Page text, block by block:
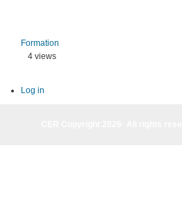
Formation
4 views
Log in